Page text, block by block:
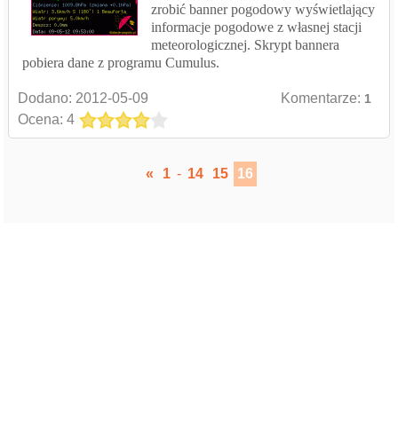
zrobić banner pogodowy wyświetlający
informacje pogodowe z własnej stacji
meteorologicznej. Skrypt bannera
pobiera dane z programu Cumulus.
Dodano: 2012-05-09 Komentarze: 1
Ocena: 4
« 1 - 14 15 16